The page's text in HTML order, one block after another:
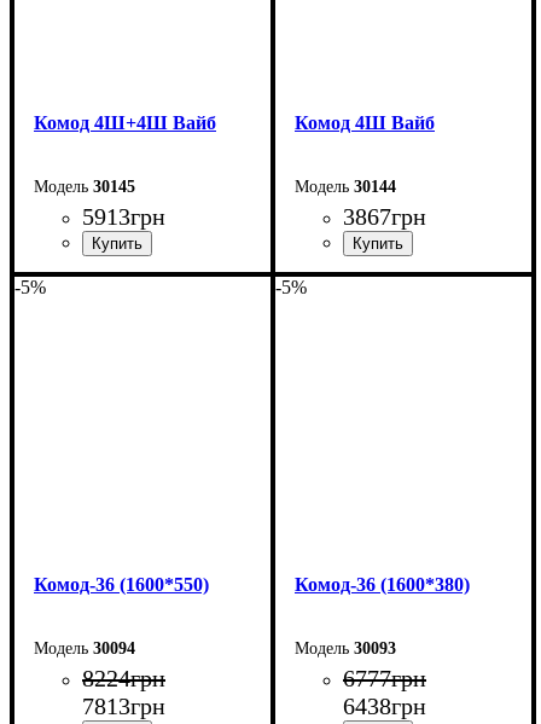
Комод 4Ш+4Ш Вайб
30145
5913грн
Комод 4Ш Вайб
30144
3867грн
-5%
Комод-36 (1600*550)
30094
8224грн
7813грн
-5%
Комод-36 (1600*380)
30093
6777грн
6438грн